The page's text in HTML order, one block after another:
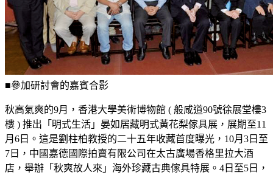
■參加研討會的嘉賓合影
秋高氣爽的9月，香港大學美術博物館 ( 般咸道90號徐展堂樓3
樓 ) 推出「明式生活」晏如居藏明式黃花梨傢具展，展期至11
月6日。這是劉柱柏教授的二十五年收藏首度曝光，10月3日至
7日，中國嘉德國際拍賣有限公司在太古廣場香格里拉大酒
店，舉辦「秋爽故人來」海外珍藏古典傢具特展。4日至5日，